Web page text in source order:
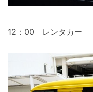
12：00 レンタカー